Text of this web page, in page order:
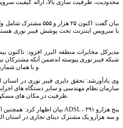
محدودیت، ظرفیت سازی بالا، ارائه کیفیت
بیان گفت: اکنون ۲۵
مدیرکل مخابرات منطقه البرز افزود: تاکنون
شبکه فیبر نوری پیوسته اندضمن آنکه مشترکان
و با همان شماره تلفن فعال خود، فیبر نوری دریافت کنند.
وی یادآورشد: تحقق دایری فیبر نوری در استان
سازمان نظام مهندسی و سایر دستگاه های
ظرفیت در مکان های مسکونی ، تجاری ، اداری و صنعتی فراهم شود.